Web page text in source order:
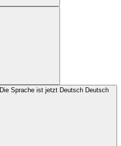
Die Sprache ist jetzt Deutsch Deutsch